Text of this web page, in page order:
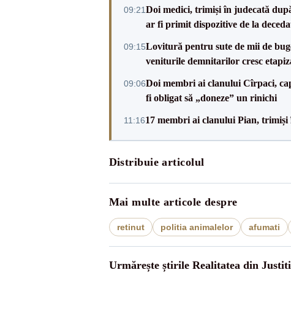
09:21Doi medici, trimiși în judecată
ar fi primit dispozitive de la
09:15Lovitură pentru sute de mii de
veniturile demnitarilor cresc
09:06Doi membri ai clanului Cîrpaci,
fi obligat să „doneze” un rinichi
11:1617 membri ai clanului Pian,
Distribuie articolul
Mai multe articole despre
retinut politia animalelor afumati
Urmărește știrile Realitatea din